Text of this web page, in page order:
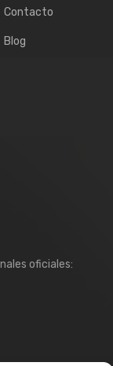
Contacto
Blog
oficiales: